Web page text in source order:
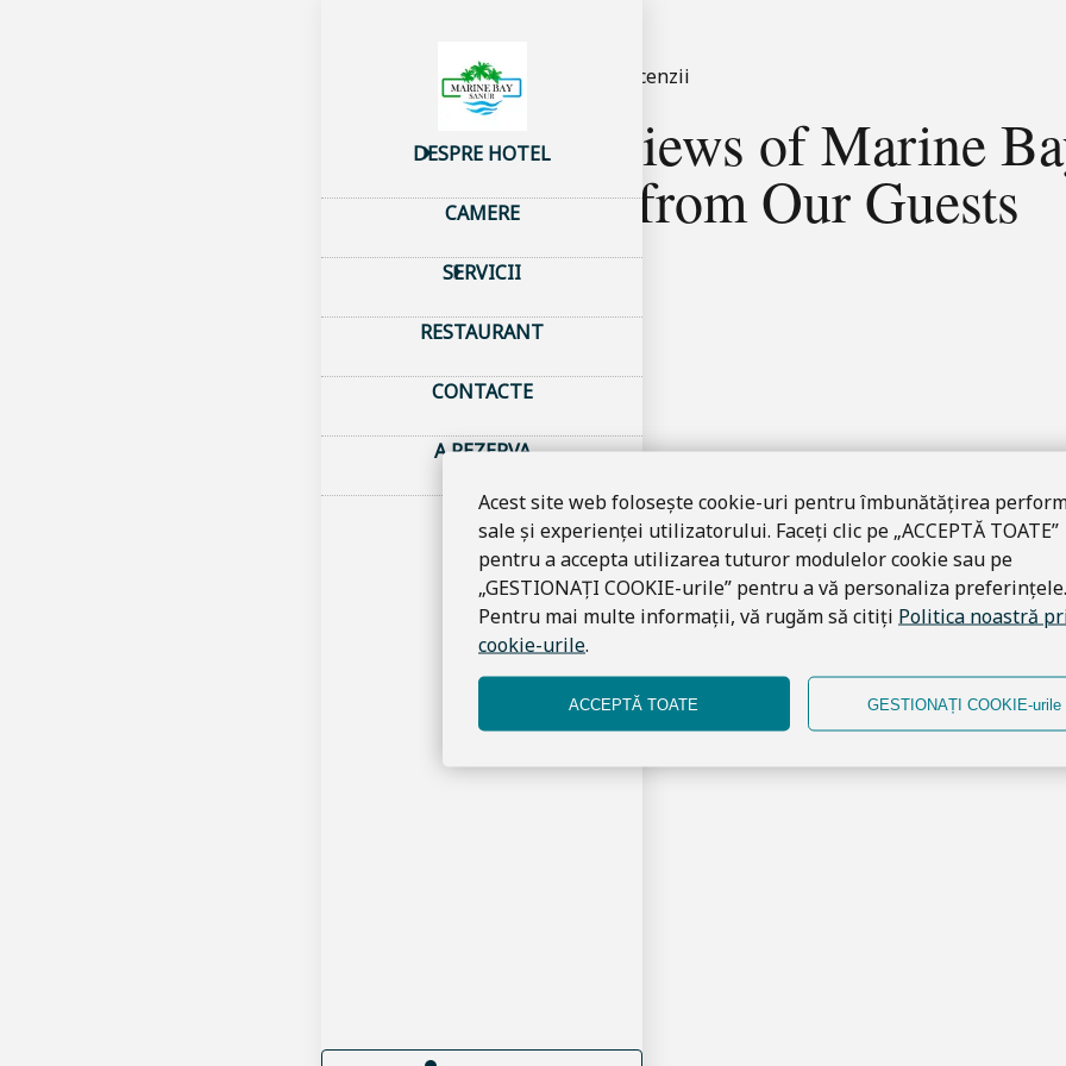
Acest site web folosește cookie-uri pentru îmbunătățirea
sale și experienței utilizatorului. Faceți clic pe „ACCEPTĂ TOATE”
pentru a accepta utilizarea tuturor modulelor cookie sau pe
„GESTIONAȚI COOKIE-urile” pentru a vă personaliza preferințele.
Pentru mai multe informații, vă rugăm să citiți Politica noastră
cookie-urile.
ACCEPTĂ TOATE GESTIONAȚI COOKIE-urile
DESPRE HOTEL
CAMERE
SERVICII
RESTAURANT
CONTACTE
A REZERVA
Acasă–Despre hotel Recenzii
Guest Reviews of Marine
Feedback from Our Guests